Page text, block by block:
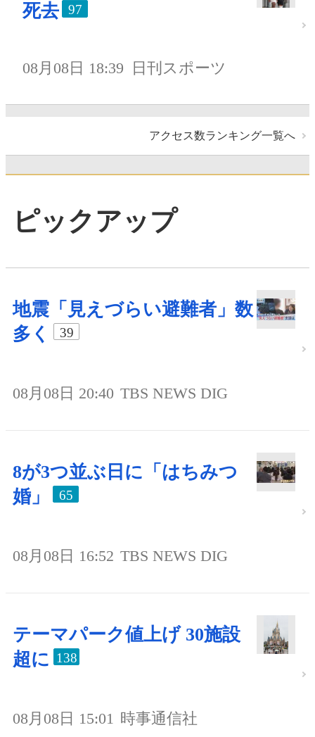
死去
97
08月08日 18:39 日刊スポーツ
アクセス数ランキング一覧へ
ピックアップ
地震「見えづらい避難者」数
多く
39
08月08日 20:40 TBS NEWS DIG
8が3つ並ぶ日に「はちみつ
婚」
65
08月08日 16:52 TBS NEWS DIG
テーマパーク値上げ 30施設
超に 138
08月08日 15:01 時事通信社